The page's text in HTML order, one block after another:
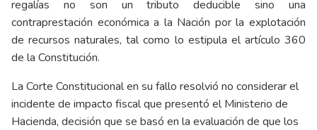
regalías no son un tributo deducible sino una
contraprestación económica a la Nación por la explotación
de recursos naturales, tal como lo estipula el artículo 360
de la Constitución.
La Corte Constitucional en su fallo resolvió no considerar el
incidente de impacto fiscal que presentó el Ministerio de
Hacienda, decisión que se basó en la evaluación de que los